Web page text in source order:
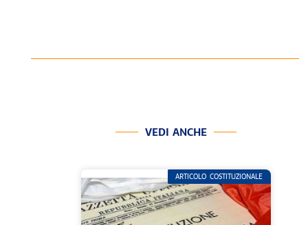
VEDI ANCHE
ARTICOLO COSTITUZIONALE